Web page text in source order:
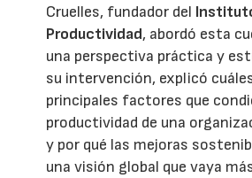
Cruelles, fundador del
Productividad, abordó esta
una perspectiva práctica y
su intervención, explicó
principales factores que
productividad de una
y por qué las mejoras
una visión global que vaya